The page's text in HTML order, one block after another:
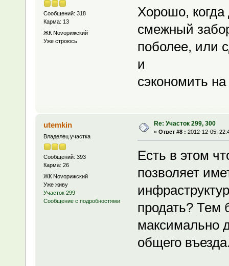
Сообщений: 318
Карма: 13
ЖК Novoрижский
Уже строюсь
Хорошо, когда
смежный
поболее, или
и
сэкономить
utemkin
Владелец участка
Сообщений: 393
Карма: 26
ЖК Novoрижский
Уже живу
Участок 299
Сообщение с подробностями
Re: Участок 299, 300
« Ответ #8 : 2012-12-05,
Есть в этом
позволяет
продать? Тем
максимально
общего